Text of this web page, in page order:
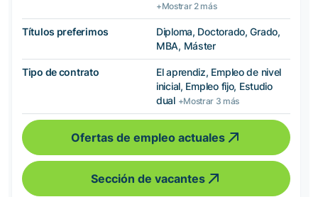
+Mostrar 2 más
Títulos preferimos
Diploma, Doctorado, Grado,
MBA, Máster
Tipo de contrato
El aprendiz, Empleo de nivel
inicial, Empleo fijo, Estudio
dual +Mostrar 3 más
Ofertas de empleo actuales
Sección de vacantes